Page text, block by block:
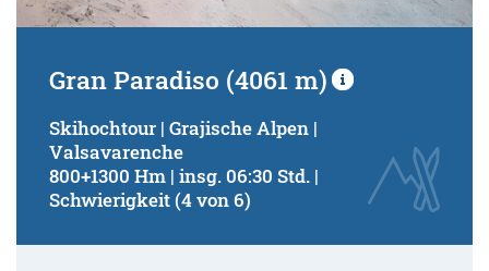
Gran Paradiso (4061 m)
Skihochtour | Grajische Alpen |
Valsavarenche
800+1300 Hm | insg. 06:30 Std. |
Schwierigkeit (4 von 6)